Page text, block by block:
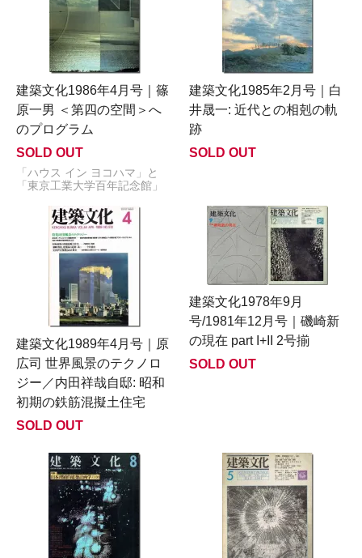
建築文化1986年4月号｜篠
原一男 ＜第四の空間＞へ
のプログラム
SOLD OUT
「ハウス イン ヨコハマ」と
「東京工業大学百年記念館」
建築文化1985年2月号｜白
井晟一: 近代との相剋の軌
跡
SOLD OUT
建築文化1989年4月号｜原
広司 世界風景のテクノロ
ジー／内田祥哉自邸: 昭和
初期の鉄筋混擬土住宅
SOLD OUT
建築文化1978年9月
号/1981年12月号｜磯崎新
の現在 part I+II 2号揃
SOLD OUT